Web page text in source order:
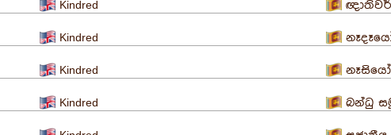
Kindred
Kindred
Kindred නෑසියෝ
Kindred බන්ධු